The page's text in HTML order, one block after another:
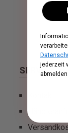
SERVICE
jederzeit